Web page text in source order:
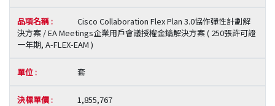
Cisco Collaboration Flex Plan 3.0協作彈性計劃解
決方案 / EA Meetings企業用戶會議授權金鑰解決方案 ( 250張許可證
一年期, A-FLEX-EAM )
套
1,855,767